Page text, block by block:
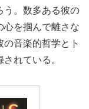
う。数多ある彼の
心を掴んで離さな
音楽的哲学とト
れている。